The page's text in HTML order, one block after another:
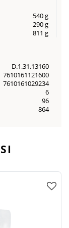
540 g
290 g
811 g
D.1.31.13160
7610161121600
7610161029234
6
96
864